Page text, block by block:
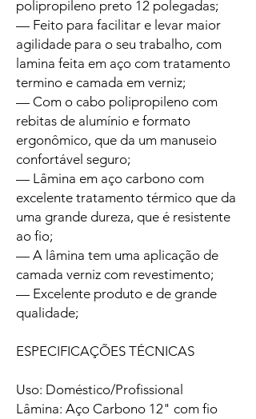
polipropileno preto 12 polegadas;
— Feito para facilitar e levar maior
agilidade para o seu trabalho, com
lamina feita em aço com tratamento
termino e camada em verniz;
— Com o cabo polipropileno com
rebitas de alumínio e formato
ergonômico, que da um manuseio
confortável seguro;
— Lâmina em aço carbono com
excelente tratamento térmico que da
uma grande dureza, que é resistente
ao fio;
— A lâmina tem uma aplicação de
camada verniz com revestimento;
— Excelente produto e de grande
qualidade;
ESPECIFICAÇÕES TÉCNICAS
Uso: Doméstico/Profissional
Lâmina: Aço Carbono 12" com fio